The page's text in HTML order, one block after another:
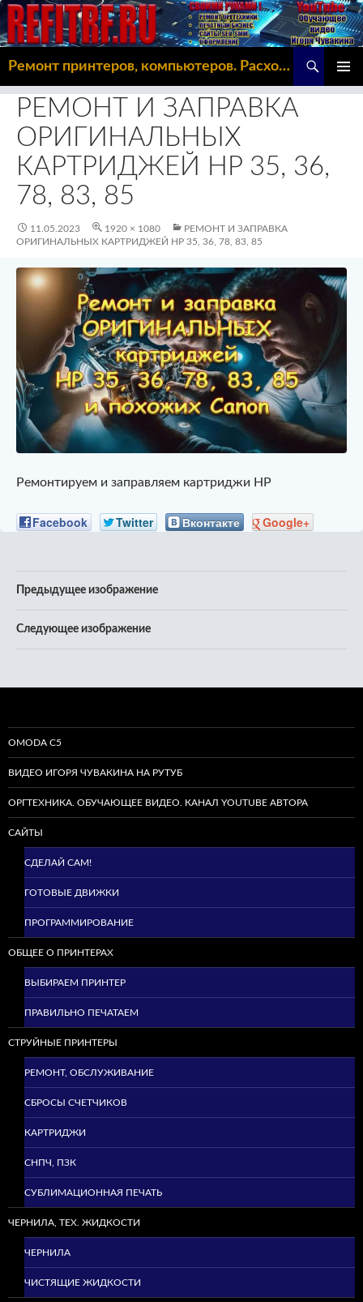
Ремонт принтеров, компьютеров. Расходка, Omoda C5
К
СОДЕРЖИМОМУ
РЕМОНТ И ЗАПРАВКА
ОРИГИНАЛЬНЫХ
КАРТРИДЖЕЙ HP 35, 36,
78, 83, 85
11.05.2023 1920 × 1080
РЕМОНТ И ЗАПРАВКА
ОРИГИНАЛЬНЫХ КАРТРИДЖЕЙ HP 35, 36, 78, 83, 85
Ремонтируем и заправляем картриджи HP
Facebook Twitter Вконтакте Google+
Предыдущее изображение
Следующее изображение
OMODA C5
ВИДЕО ИГОРЯ ЧУВАКИНА НА РУТУБ
ОРГТЕХНИКА. ОБУЧАЮЩЕЕ ВИДЕО. КАНАЛ YOUTUBE АВТОРА
САЙТЫ
СДЕЛАЙ САМ!
ГОТОВЫЕ ДВИЖКИ
ПРОГРАММИРОВАНИЕ
ОБЩЕЕ О ПРИНТЕРАХ
ВЫБИРАЕМ ПРИНТЕР
ПРАВИЛЬНО ПЕЧАТАЕМ
СТРУЙНЫЕ ПРИНТЕРЫ
РЕМОНТ, ОБСЛУЖИВАНИЕ
СБРОСЫ СЧЕТЧИКОВ
КАРТРИДЖИ
СНПЧ, ПЗК
СУБЛИМАЦИОННАЯ ПЕЧАТЬ
ЧЕРНИЛА, ТЕХ. ЖИДКОСТИ
ЧЕРНИЛА
ЧИСТЯЩИЕ ЖИДКОСТИ